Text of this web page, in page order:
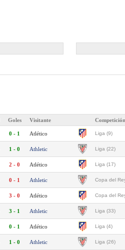
Goles Visitante Competición
0 - 1 Atlético Liga (9)
1 - 0 Athletic Liga (22)
2 - 0 Atlético Liga (17)
0 - 1 Athletic Copa del
3 - 0 Atlético Copa del
3 - 1 Athletic Liga (33)
0 - 1 Atlético Liga (4)
1 - 0 Athletic Liga (26)